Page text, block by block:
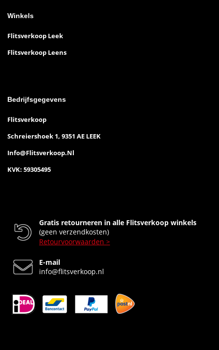
Winkels
Flitsverkoop Leek
Flitsverkoop Leens
Bedrijfsgegevens
Flitsverkoop
Schreiershoek 1, 9351 AE LEEK
Info@flitsverkoop.nl
KVK: 59305495
Gratis retourneren in alle Flitsverkoop winkels
(geen verzendkosten)
Retourvoorwaarden >
E-mail
info@flitsverkoop.nl